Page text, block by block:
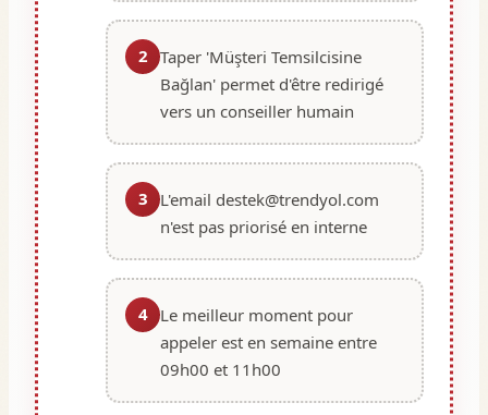
2 Taper 'Müşteri Temsilcisine
Bağlan' permet d'être redirigé
vers un conseiller humain
3 L'email destek@trendyol.com
n'est pas priorisé en interne
4
Le meilleur moment pour
appeler est en semaine entre
09h00 et 11h00